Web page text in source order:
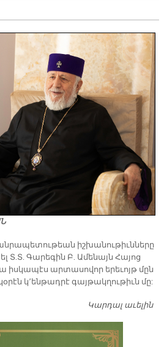
իշխանութիւնները
Տ.Տ. Գարեգին Բ. Ամենայն Հայոց
իսկապէս արտասովոր երեւոյթ մըն
կ՚ենթադրէ գայթակղութիւն մը:
Կարդալ աւելին